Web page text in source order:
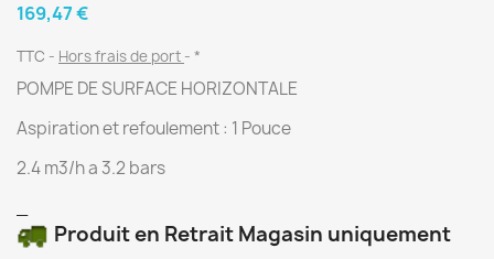
169,47 €
TTC Hors frais de port *
POMPE DE SURFACE HORIZONTALE
Aspiration et refoulement : 1 Pouce
2.4 m3/h a 3.2 bars
Produit en Retrait Magasin uniquement